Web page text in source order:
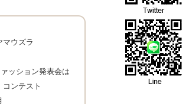
マウズラ
ッション発表会は
ンテスト